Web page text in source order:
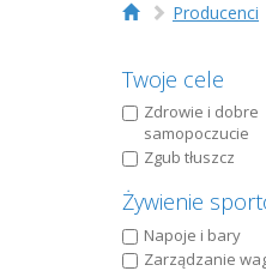
Producenci
Twoje cele
Zdrowie i dobre
samopoczucie
Zgub tłuszcz
Żywienie
Napoje i bary
Zarządzanie